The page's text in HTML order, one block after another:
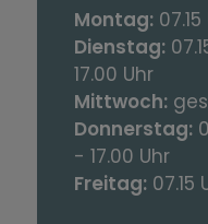
Montag:
Dienstag:
17.00 Uhr
Mittwoch:
Donnerstag:
- 17.00 Uhr
Freitag: 07.15